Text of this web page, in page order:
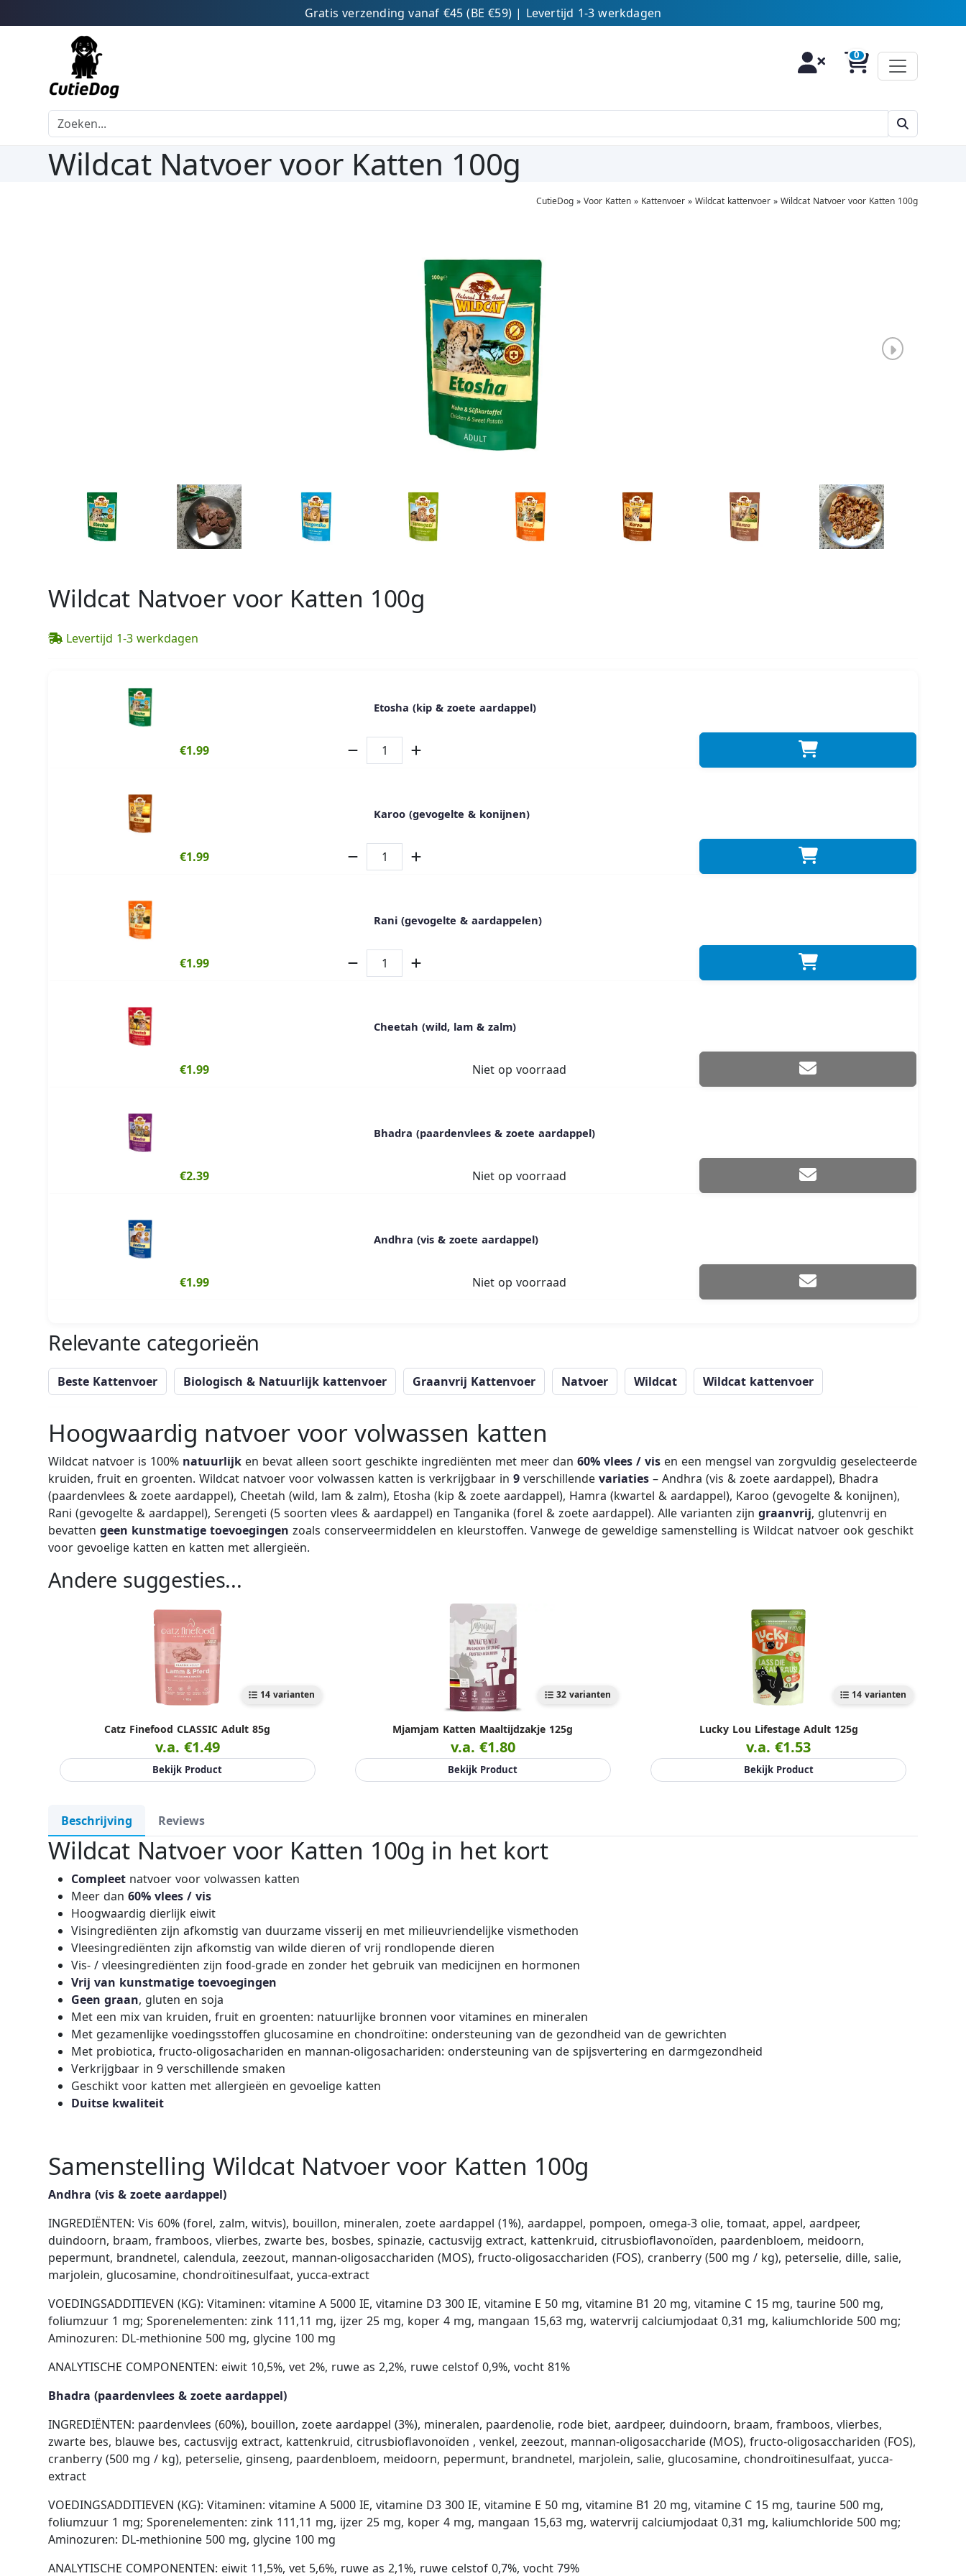
Gratis verzending vanaf €45 (BE €59) | Levertijd 1-3 werkdagen
Wildcat Natvoer voor Katten 100g
CutieDog» Voor Katten» Kattenvoer» Wildcat kattenvoer» Wildcat Natvoer voor Katten 100g
Wildcat Natvoer voor Katten 100g
Levertijd 1-3 werkdagen
Etosha (kip & zoete aardappel)
€1.99
Karoo (gevogelte & konijnen)
€1.99
Rani (gevogelte & aardappelen)
€1.99
Cheetah (wild, lam & zalm)
€1.99 Niet op voorraad
Bhadra (paardenvlees & zoete aardappel)
€2.39 Niet op voorraad
Andhra (vis & zoete aardappel)
€1.99 Niet op voorraad
Relevante categorieën
Beste Kattenvoer Biologisch & Natuurlijk kattenvoer Graanvrij Kattenvoer Natvoer Wildcat Wildcat kattenvoer
Hoogwaardig natvoer voor volwassen katten
Wildcat natvoer is 100% natuurlijk en bevat alleen soort geschikte ingrediënten met meer dan 60% vlees / vis en een mengsel van zorgvuldig geselecteerde
kruiden, fruit en groenten. Wildcat natvoer voor volwassen katten is verkrijgbaar in9verschillendevariaties – Andhra (vis & zoete aardappel), Bhadra
(paardenvlees & zoete aardappel), Cheetah (wild, lam & zalm), Etosha (kip & zoete aardappel), Hamra (kwartel & aardappel), Karoo (gevogelte & konijnen),
Rani (gevogelte & aardappel), Serengeti (5 soorten vlees & aardappel) en Tanganika (forel & zoete aardappel). Alle varianten zijngraanvrij, glutenvrij en
bevattengeen kunstmatige toevoegingen zoals conserveermiddelen en kleurstoffen. Vanwege de geweldige samenstelling is Wildcat natvoer ook geschikt
voor gevoelige katten en katten met allergieën.
Andere suggesties...
14 varianten
Catz Finefood CLASSIC Adult 85g
v.a. €1.49
Bekijk Product
32 varianten
Mjamjam Katten Maaltijdzakje 125g
v.a. €1.80
Bekijk Product
14 varianten
Lucky Lou Lifestage Adult 125g
v.a. €1.53
Bekijk Product
Beschrijving Reviews
Wildcat Natvoer voor Katten 100g in het kort
Compleet natvoer voor volwassen katten
Meer dan60% vlees / vis
Hoogwaardig dierlijk eiwit
Visingrediënten zijn afkomstig van duurzame visserij en met milieuvriendelijke vismethoden
Vleesingrediënten zijn afkomstig van wilde dieren of vrij rondlopende dieren
Vis- / vleesingrediënten zijn food-grade en zonder het gebruik van medicijnen en hormonen
Vrij van kunstmatige toevoegingen
Geen graan, gluten en soja
Met een mix van kruiden, fruit en groenten: natuurlijke bronnen voor vitamines en mineralen
Met gezamenlijke voedingsstoffen glucosamine en chondroïtine: ondersteuning van de gezondheid van de gewrichten
Met probiotica, fructo-oligosachariden en mannan-oligosachariden: ondersteuning van de spijsvertering en darmgezondheid
Verkrijgbaar in 9 verschillende smaken
Geschikt voor katten met allergieën en gevoelige katten
Duitse kwaliteit
Samenstelling Wildcat Natvoer voor Katten 100g
Andhra (vis & zoete aardappel)
INGREDIËNTEN: Vis 60% (forel, zalm, witvis), bouillon, mineralen, zoete aardappel (1%), aardappel, pompoen, omega-3 olie, tomaat, appel, aardpeer,
duindoorn, braam, framboos, vlierbes, zwarte bes, bosbes, spinazie, cactusvijg extract, kattenkruid, citrusbioflavonoïden, paardenbloem, meidoorn,
pepermunt, brandnetel, calendula, zeezout, mannan-oligosacchariden (MOS), fructo-oligosacchariden (FOS), cranberry (500 mg / kg), peterselie, dille, salie,
marjolein, glucosamine, chondroïtinesulfaat, yucca-extract
VOEDINGSADDITIEVEN (KG): Vitaminen: vitamine A 5000 IE, vitamine D3 300 IE, vitamine E 50 mg, vitamine B1 20 mg, vitamine C 15 mg, taurine 500 mg,
foliumzuur 1 mg; Sporenelementen: zink 111,11 mg, ijzer 25 mg, koper 4 mg, mangaan 15,63 mg, watervrij calciumjodaat 0,31 mg, kaliumchloride 500 mg;
Aminozuren: DL-methionine 500 mg, glycine 100 mg
ANALYTISCHE COMPONENTEN: eiwit 10,5%, vet 2%, ruwe as 2,2%, ruwe celstof 0,9%, vocht 81%
Bhadra (paardenvlees & zoete aardappel)
INGREDIËNTEN: paardenvlees (60%), bouillon, zoete aardappel (3%), mineralen, paardenolie, rode biet, aardpeer, duindoorn, braam, framboos, vlierbes,
zwarte bes, blauwe bes, cactusvijg extract, kattenkruid, citrusbioflavonoïden , venkel, zeezout, mannan-oligosaccharide (MOS), fructo-oligosacchariden (FOS),
cranberry (500 mg / kg), peterselie, ginseng, paardenbloem, meidoorn, pepermunt, brandnetel, marjolein, salie, glucosamine, chondroïtinesulfaat, yucca-
extract
VOEDINGSADDITIEVEN (KG): Vitaminen: vitamine A 5000 IE, vitamine D3 300 IE, vitamine E 50 mg, vitamine B1 20 mg, vitamine C 15 mg, taurine 500 mg,
foliumzuur 1 mg; Sporenelementen: zink 111,11 mg, ijzer 25 mg, koper 4 mg, mangaan 15,63 mg, watervrij calciumjodaat 0,31 mg, kaliumchloride 500 mg;
Aminozuren: DL-methionine 500 mg, glycine 100 mg
ANALYTISCHE COMPONENTEN: eiwit 11,5%, vet 5,6%, ruwe as 2,1%, ruwe celstof 0,7%, vocht 79%